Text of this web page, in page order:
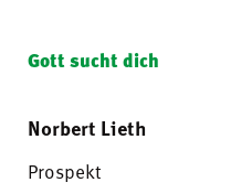
Gott sucht dich
Norbert Lieth
Prospekt